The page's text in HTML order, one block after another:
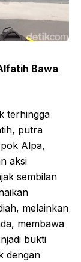
Bawa
terhingga
putra
Alpa,
aksi
sembilan
melainkan
membawa
bukti
dengan